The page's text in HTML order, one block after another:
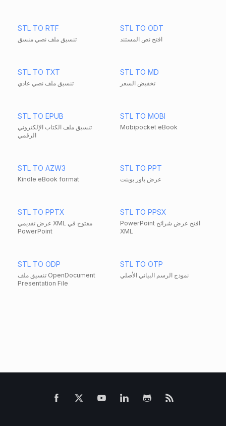
STL TO RTF
تنسيق ملف نصي منسق
STL TO ODT
افتح نص المستند
STL TO TXT
تنسيق ملف نصي عادي
STL TO MD
تخفيض السعر
STL TO EPUB
تنسيق ملف الكتاب الإلكتروني
الرقمي
STL TO MOBI
Mobipocket eBook
STL TO AZW3
Kindle eBook format
STL TO PPT
عرض باور بوينت
STL TO PPTX
عرض تقديمي XML مفتوح في
PowerPoint
STL TO PPSX
PowerPoint افتح عرض شرائح
XML
STL TO ODP
تنسيق ملف OpenDocument
Presentation File
STL TO OTP
نموذج الرسم البياني الأصلي